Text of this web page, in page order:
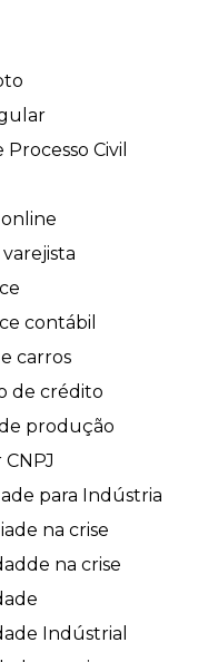
Civil
contábil
carros
de crédito
produção
para Indústria
na crise
na crise
Indústrial